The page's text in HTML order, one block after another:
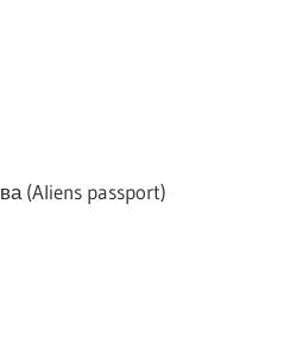
(Aliens passport)